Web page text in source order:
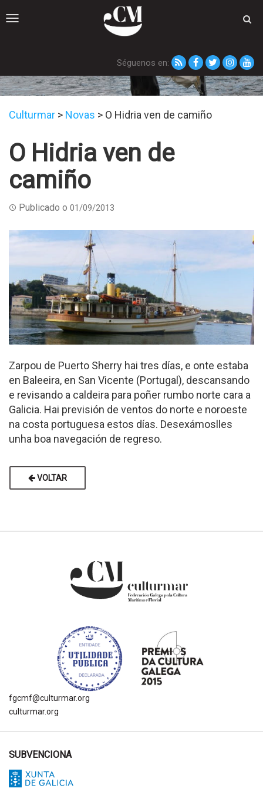
Toggle
Séguenos en:
Novas
Culturmar > Novas > O Hidria ven de camiño
O Hidria ven de
camiño
Publicado o 01/09/2013
Zarpou de Puerto Sherry hai tres días, e onte estaba
en Baleeira, en San Vicente (Portugal), descansando
e revisando a caldeira para poñer rumbo norte cara a
Galicia. Hai previsión de ventos do norte e noroeste
na costa portuguesa estos días. Desexámoslles
unha boa navegación de regreso.
VOLTAR
fgcmf@culturmar.org
culturmar.org
SUBVENCIONA